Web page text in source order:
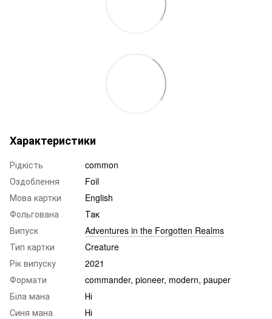
Характеристики
Рідкість
common
Оздоблення
Foil
Мова картки
English
Фольгована
Так
Випуск
Adventures in the Forgotten Realms
Тип картки
Creature
Рік випуску
2021
Формати
commander, pioneer, modern, pauper
Біла мана
Ні
Синя мана
Ні